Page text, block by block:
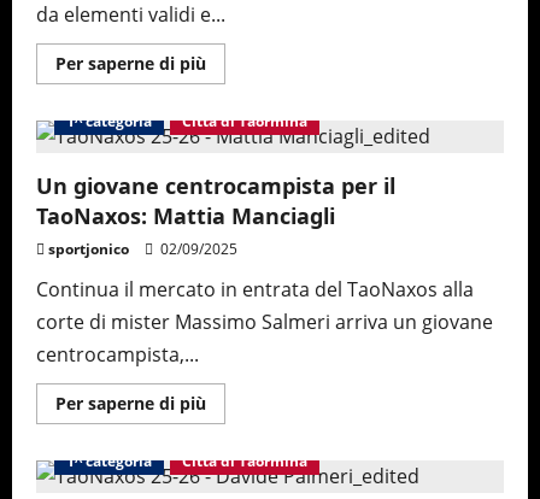
da elementi validi e...
Per saperne di piùMaggiori
informazioni
“motivi
strettamente
mister
Massimo
Salmeri
lascia
la
del
TaoNaxos
1^ categoria Città di Taormina
Un giovane centrocampista per il
TaoNaxos: Mattia Manciagli
sportjonico 02/09/2025
Continua il mercato in entrata del TaoNaxos alla
corte di mister Massimo Salmeri arriva un giovane
centrocampista,...
Per saperne di piùMaggiori
informazioni
giovane
centrocampista
1^ categoria Città di Taormina